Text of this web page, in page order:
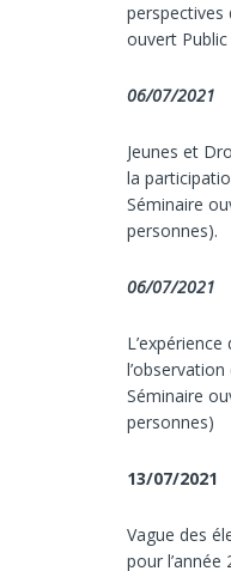
perspectives
ouvert
06/07/2021
Jeunes et
la
Séminaire
personnes).
06/07/2021
Séminaire
personnes)
13/07/2021
Vague des
pour l’année